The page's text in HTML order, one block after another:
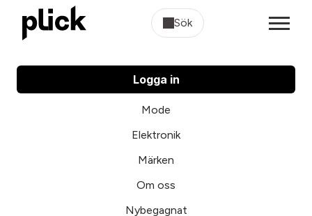
Sök
Logga in
Mode
Elektronik
Märken
Om oss
Nybegagnat